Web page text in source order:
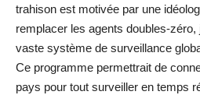
trahison est motivée par une
remplacer les agents doubles-
vaste système de surveillance
Ce programme permettrait de
pays pour tout surveiller en temps